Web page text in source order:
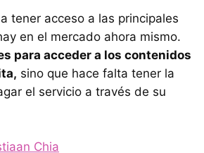
tener acceso a las principales
en el mercado ahora mismo.
para acceder a los contenidos
sino que hace falta tener la
el servicio a través de su
Chia